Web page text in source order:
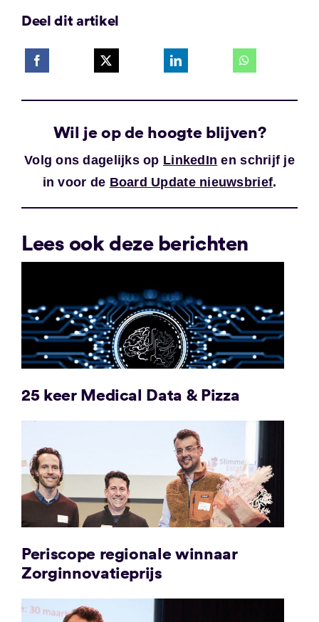
Deel dit artikel
Wil je op de hoogte blijven?
Volg ons dagelijks op LinkedIn en schrijf je
in voor de Board Update nieuwsbrief.
Lees ook deze berichten
25 keer Medical Data & Pizza
Periscope regionale winnaar
Zorginnovatieprijs